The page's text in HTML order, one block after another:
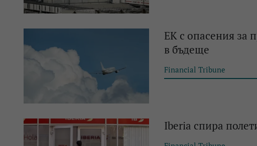
EK с опасения за
в бъдеще
Financial Tribune
Iberia спира